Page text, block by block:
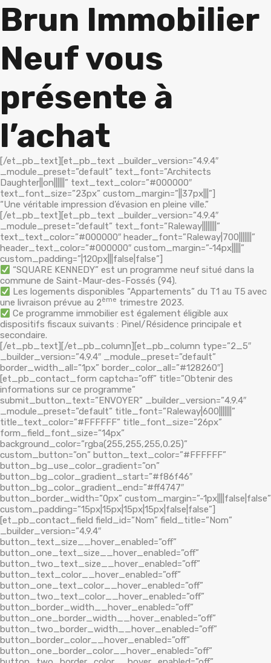
Brun Immobilier
Neuf vous
présente à
l’achat
[/et_pb_text][et_pb_text _builder_version=”4.9.4″
_module_preset=”default” text_font=”Architects
Daughter||on||||||” text_text_color=”#000000″
text_font_size=”23px” custom_margin=”||37px|||”]
“Une véritable impression d’évasion en pleine ville.”
[/et_pb_text][et_pb_text _builder_version=”4.9.4″
_module_preset=”default” text_font=”Raleway||||||||”
text_text_color=”#000000″ header_font=”Raleway|700|||||||”
header_text_color=”#000000″ custom_margin=”-14px|||||”
custom_padding=”|120px|||false|false”]
“SQUARE KENNEDY” est un programme neuf situé dans la
commune de Saint-Maur-des-Fossés (94).
Les logements disponibles “Appartements” du T1 au T5 avec
une livraison prévue au 2ème trimestre 2023.
Ce programme immobilier est également éligible aux
dispositifs fiscaux suivants : Pinel/Résidence principale et
secondaire.
[/et_pb_text][/et_pb_column][et_pb_column type=”2_5″
_builder_version=”4.9.4″ _module_preset=”default”
border_width_all=”1px” border_color_all=”#128260″]
[et_pb_contact_form captcha=”off” title=”Obtenir des
informations sur ce programme”
submit_button_text=”ENVOYER” _builder_version=”4.9.4″
_module_preset=”default” title_font=”Raleway|600|||||||”
title_text_color=”#FFFFFF” title_font_size=”26px”
form_field_font_size=”14px”
background_color=”rgba(255,255,255,0.25)”
custom_button=”on” button_text_color=”#FFFFFF”
button_bg_use_color_gradient=”on”
button_bg_color_gradient_start=”#f86f46″
button_bg_color_gradient_end=”#ff4747″
button_border_width=”0px” custom_margin=”-1px||||false|false”
custom_padding=”15px|15px|15px|15px|false|false”]
[et_pb_contact_field field_id=”Nom” field_title=”Nom”
_builder_version=”4.9.4″
button_text_size__hover_enabled=”off”
button_one_text_size__hover_enabled=”off”
button_two_text_size__hover_enabled=”off”
button_text_color__hover_enabled=”off”
button_one_text_color__hover_enabled=”off”
button_two_text_color__hover_enabled=”off”
button_border_width__hover_enabled=”off”
button_one_border_width__hover_enabled=”off”
button_two_border_width__hover_enabled=”off”
button_border_color__hover_enabled=”off”
button_one_border_color__hover_enabled=”off”